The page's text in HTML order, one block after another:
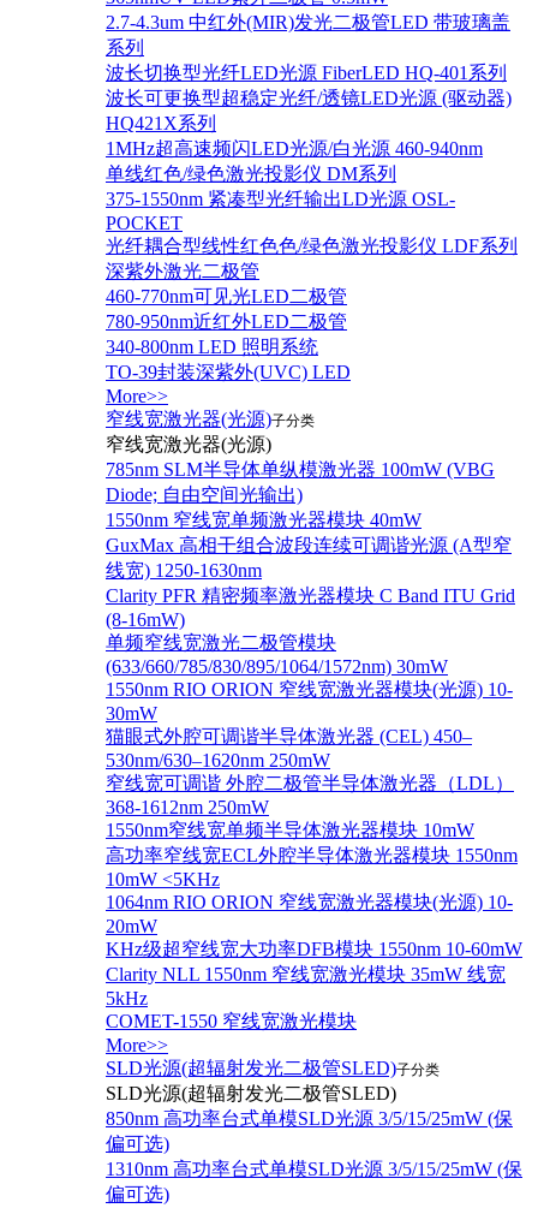
2.7-4.3um 中红外(MIR)发光二极管LED 带玻璃盖
系列
波长切换型光纤LED光源 FiberLED HQ-401系列
波长可更换型超稳定光纤/透镜LED光源 (驱动器)
HQ421X系列
1MHz超高速频闪LED光源/白光源 460-940nm
单线红色/绿色激光投影仪 DM系列
375-1550nm 紧凑型光纤输出LD光源 OSL-
POCKET
光纤耦合型线性红色色/绿色激光投影仪 LDF系列
深紫外激光二极管
460-770nm可见光LED二极管
780-950nm近红外LED二极管
340-800nm LED 照明系统
TO-39封装深紫外(UVC) LED
More>>
窄线宽激光器(光源)子分类
窄线宽激光器(光源)
785nm SLM半导体单纵模激光器 100mW (VBG
Diode; 自由空间光输出)
1550nm 窄线宽单频激光器模块 40mW
GuxMax 高相干组合波段连续可调谐光源 (A型窄
线宽) 1250-1630nm
Clarity PFR 精密频率激光器模块 C Band ITU Grid
(8-16mW)
单频窄线宽激光二极管模块
(633/660/785/830/895/1064/1572nm) 30mW
1550nm RIO ORION 窄线宽激光器模块(光源) 10-
30mW
猫眼式外腔可调谐半导体激光器 (CEL) 450–
530nm/630–1620nm 250mW
窄线宽可调谐 外腔二极管半导体激光器（LDL）
368-1612nm 250mW
1550nm窄线宽单频半导体激光器模块 10mW
高功率窄线宽ECL外腔半导体激光器模块 1550nm
10mW <5KHz
1064nm RIO ORION 窄线宽激光器模块(光源) 10-
20mW
KHz级超窄线宽大功率DFB模块 1550nm 10-60mW
Clarity NLL 1550nm 窄线宽激光模块 35mW 线宽
5kHz
COMET-1550 窄线宽激光模块
More>>
SLD光源(超辐射发光二极管SLED)子分类
SLD光源(超辐射发光二极管SLED)
850nm 高功率台式单模SLD光源 3/5/15/25mW (保
偏可选)
1310nm 高功率台式单模SLD光源 3/5/15/25mW (保
偏可选)